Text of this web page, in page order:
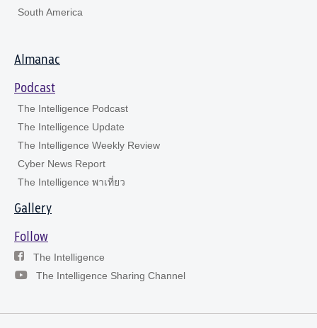
South America
Almanac
Podcast
The Intelligence Podcast
The Intelligence Update
The Intelligence Weekly Review
Cyber News Report
The Intelligence พาเที่ยว
Gallery
Follow
The Intelligence
The Intelligence Sharing Channel